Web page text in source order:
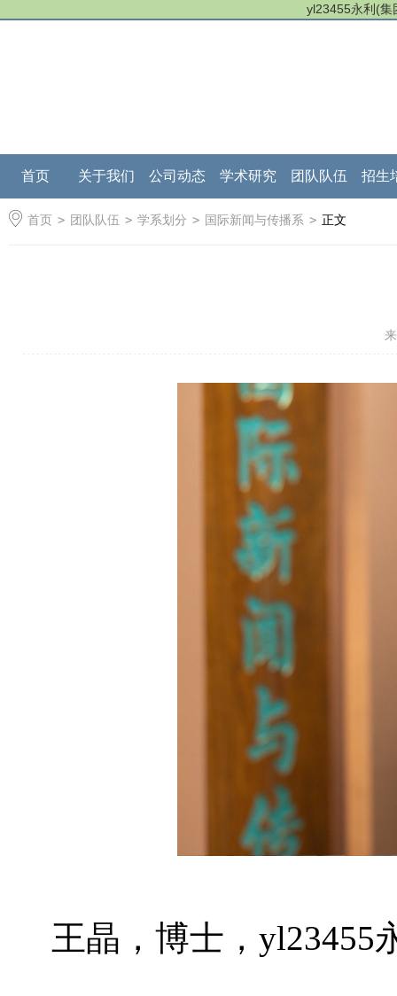
yl23455永利(集
首页 关于我们 公司动态 学术研究 团队队伍 招生
首页 > 团队队伍 > 学系划分 > 国际新闻与传播系 > 正文
王晶，博士，yl23455